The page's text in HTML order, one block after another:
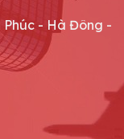
Phúc - Hà Đông -